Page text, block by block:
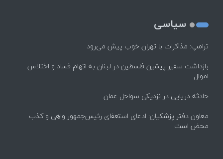
سیاسی
ترامپ: مذاکرات با تهران خوب پیش می‌رود
بازداشت سفیر پیشین فلسطین در لبنان به اتهام فساد و اختلاس
اموال
حادثه دریایی در نزدیکی سواحل عمان
معاون دفتر پزشکیان: ادعای استعفای رئیس‌جمهور واهی و کذب
محض است